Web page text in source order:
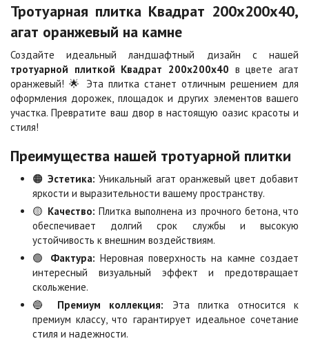
Цена по запросу Цена по запросу
Каир
Цена по запросу
Кармен
Цена по запросу
Клинкер Конго
Коричневая
Цена по запросу
Красная
Цена по запросу
Листопад
Цена по запросу
Меланж
Мокко
Цена по запросу Цена по запросу
Тротуарная плитка Квадрат 200х200х40,
агат оранжевый на камне
Создайте идеальный ландшафтный дизайн с нашей
тротуарной плиткой Квадрат 200х200х40 в цвете агат
оранжевый! 🌟 Эта плитка станет отличным решением для
оформления дорожек, площадок и других элементов вашего
участка. Превратите ваш двор в настоящую оазис красоты и
стиля!
Преимущества нашей тротуарной плитки
🟠 Эстетика: Уникальный агат оранжевый цвет добавит
яркости и выразительности вашему пространству.
🟡 Качество: Плитка выполнена из прочного бетона, что
обеспечивает долгий срок службы и высокую
устойчивость к внешним воздействиям.
🟢 Фактура: Неровная поверхность на камне создает
интересный визуальный эффект и предотвращает
скольжение.
🔵 Премиум коллекция: Эта плитка относится к
премиум классу, что гарантирует идеальное сочетание
стиля и надежности.